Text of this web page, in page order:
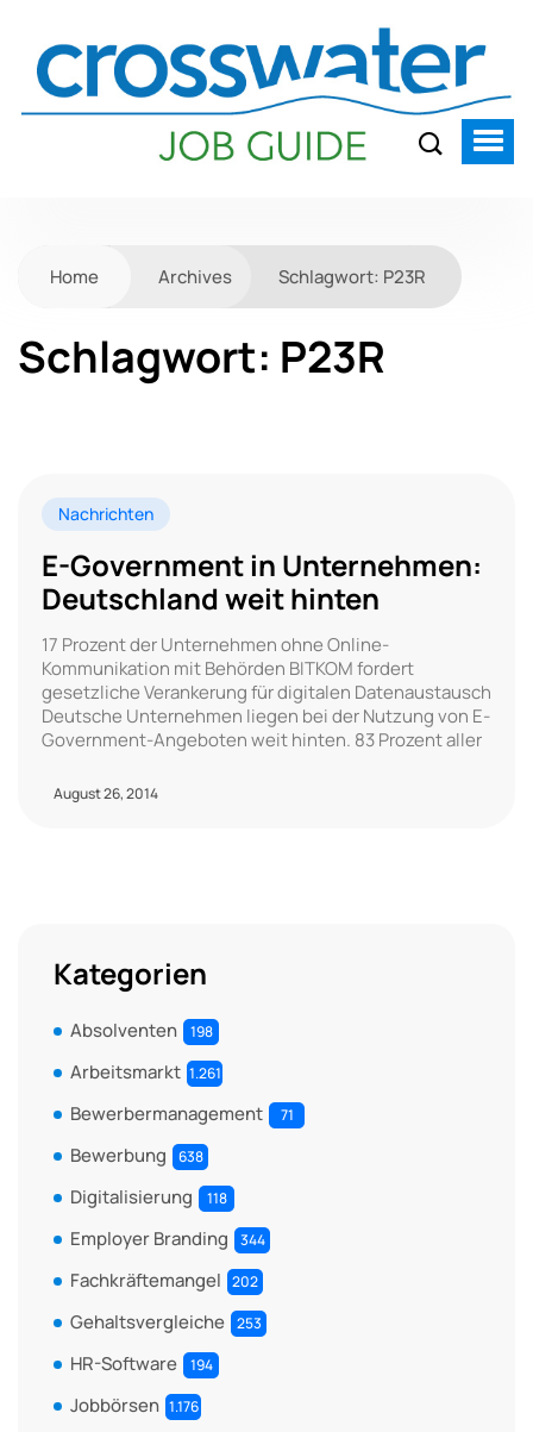
Home Archives Schlagwort: P23R
Schlagwort: P23R
Nachrichten
E-Government in Unternehmen:
Deutschland weit hinten
17 Prozent der Unternehmen ohne Online-
Kommunikation mit Behörden BITKOM fordert
gesetzliche Verankerung für digitalen Datenaustausch
Deutsche Unternehmen liegen bei der Nutzung von E-
Government-Angeboten weit hinten. 83 Prozent aller
August 26, 2014
Kategorien
Absolventen 198
Arbeitsmarkt 1.261
Bewerbermanagement 71
Bewerbung 638
Digitalisierung 118
Employer Branding 344
Fachkräftemangel 202
Gehaltsvergleiche 253
HR-Software 194
Jobbörsen 1.176